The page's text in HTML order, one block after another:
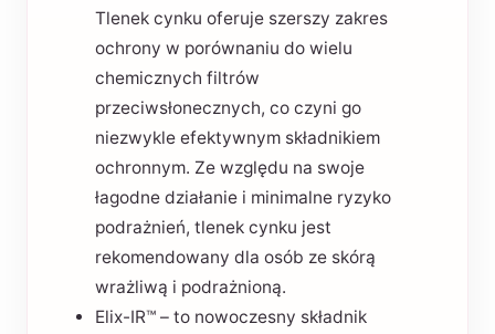
Tlenek cynku oferuje szerszy zakres
ochrony w porównaniu do wielu
chemicznych filtrów
przeciwsłonecznych, co czyni go
niezwykle efektywnym składnikiem
ochronnym. Ze względu na swoje
łagodne działanie i minimalne ryzyko
podrażnień, tlenek cynku jest
rekomendowany dla osób ze skórą
wrażliwą i podrażnioną.
Elix-IR™ – to nowoczesny składnik